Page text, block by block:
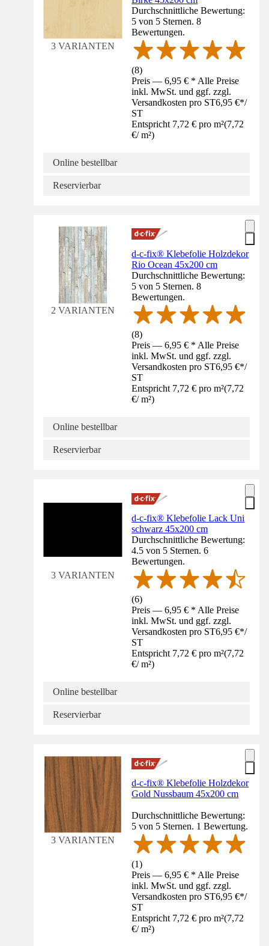
3 VARIANTEN
Durchschnittliche Bewertung:
5 von 5 Sternen. 8
Bewertungen.
(8)
Preis — 6,95 € * Alle Preise
inkl. MwSt. und ggf. zzgl.
Versandkosten pro ST6,95 €*/
ST
Entspricht 7,72 € pro m²(7,72
€/ m²)
Online bestellbar
Reservierbar
2 VARIANTEN
d-c-fix® Klebefolie Holzdekor
Rio Ocean 45x200 cm
Durchschnittliche Bewertung:
5 von 5 Sternen. 8
Bewertungen.
(8)
Preis — 6,95 € * Alle Preise
inkl. MwSt. und ggf. zzgl.
Versandkosten pro ST6,95 €*/
ST
Entspricht 7,72 € pro m²(7,72
€/ m²)
Online bestellbar
Reservierbar
3 VARIANTEN
d-c-fix® Klebefolie Lack Uni
schwarz 45x200 cm
Durchschnittliche Bewertung:
4.5 von 5 Sternen. 6
Bewertungen.
(6)
Preis — 6,95 € * Alle Preise
inkl. MwSt. und ggf. zzgl.
Versandkosten pro ST6,95 €*/
ST
Entspricht 7,72 € pro m²(7,72
€/ m²)
Online bestellbar
Reservierbar
3 VARIANTEN
d-c-fix® Klebefolie Holzdekor
Gold Nussbaum 45x200 cm
Durchschnittliche Bewertung:
5 von 5 Sternen. 1 Bewertung.
(1)
Preis — 6,95 € * Alle Preise
inkl. MwSt. und ggf. zzgl.
Versandkosten pro ST6,95 €*/
ST
Entspricht 7,72 € pro m²(7,72
€/ m²)